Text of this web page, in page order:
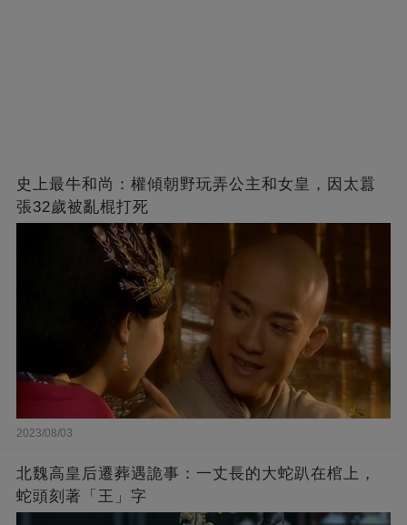
史上最牛和尚：權傾朝野玩弄公主和女皇，因太囂
張32歲被亂棍打死
2023/08/03
北魏高皇后遷葬遇詭事：一丈長的大蛇趴在棺上，
蛇頭刻著「王」字